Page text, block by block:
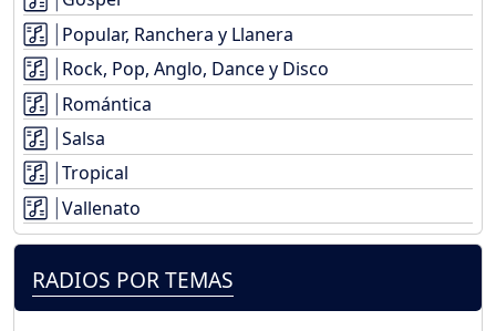
Popular, Ranchera y Llanera
Rock, Pop, Anglo, Dance y Disco
Romántica
Salsa
Tropical
Vallenato
RADIOS POR TEMAS